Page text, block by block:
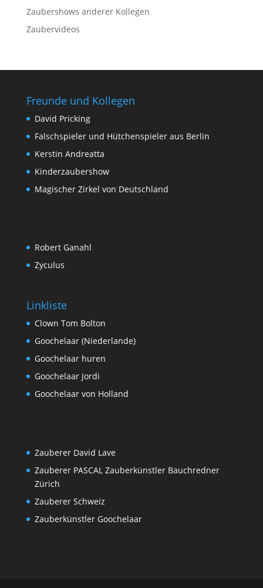
Zaubershows anderer Kollegen
Zaubervideos
Freunde und Kollegen
David Pricking
Falschspieler und Hütchenspieler aus Berlin
Kerstin Andreatta
Kinderzaubershow
Magischer Zirkel von Deutschland
Robert Ganahl
Zyculus
Linkliste
Clown Tom Bolton
Goochelaar (Niederlande)
Goochelaar huren
Goochelaar Jordi
Goochelaar von Holland
Zauberer David Lave
Zauberer PASCAL Zauberkünstler Bauchredner
Zürich
Zauberer Schweiz
Zauberkünstler Goochelaar